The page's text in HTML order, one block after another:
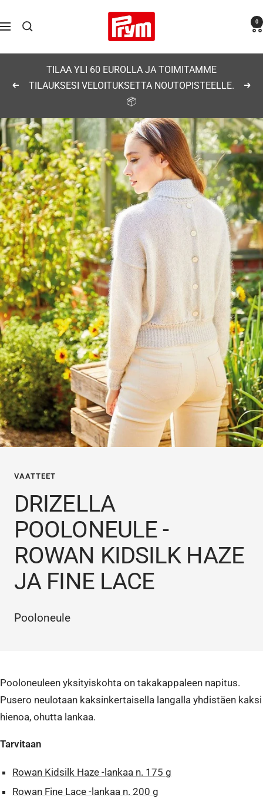
sisältöön
Navigaatio
Prym 0
Edellinen
TILAA YLI 60 EUROLLA JA TOIMITAMME
TILAUKSESI VELOITUKSETTA NOUTOPISTEELLE.
📦
VAATTEET
DRIZELLA
POOLONEULE -
ROWAN KIDSILK HAZE
JA FINE LACE
Pooloneule
Pooloneuleen yksityiskohta on takakappaleen napitus.
Pusero neulotaan kaksinkertaisella langalla yhdistäen kaksi
hienoa, ohutta lankaa.
Tarvitaan
Rowan Kidsilk Haze -lankaa n. 175 g
Rowan Fine Lace -lankaa n. 200 g